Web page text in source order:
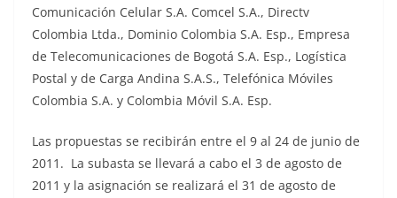
Comunicación Celular S.A. Comcel S.A., Directv
Colombia Ltda., Dominio Colombia S.A. Esp., Empresa
de Telecomunicaciones de Bogotá S.A. Esp., Logística
Postal y de Carga Andina S.A.S., Telefónica Móviles
Colombia S.A. y Colombia Móvil S.A. Esp.
Las propuestas se recibirán entre el 9 al 24 de junio de
2011. La subasta se llevará a cabo el 3 de agosto de
2011 y la asignación se realizará el 31 de agosto de